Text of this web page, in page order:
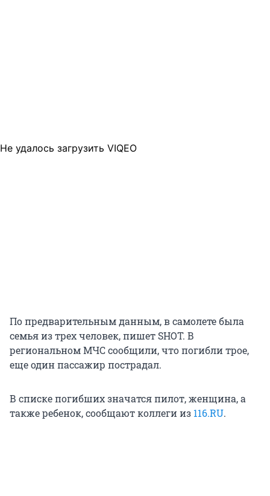
Не удалось загрузить VIQEO
По предварительным данным, в самолете была
семья из трех человек, пишет SHOT. В
региональном МЧС сообщили, что погибли трое,
еще один пассажир пострадал.
В списке погибших значатся пилот, женщина, а
также ребенок, сообщают коллеги из 116.RU.